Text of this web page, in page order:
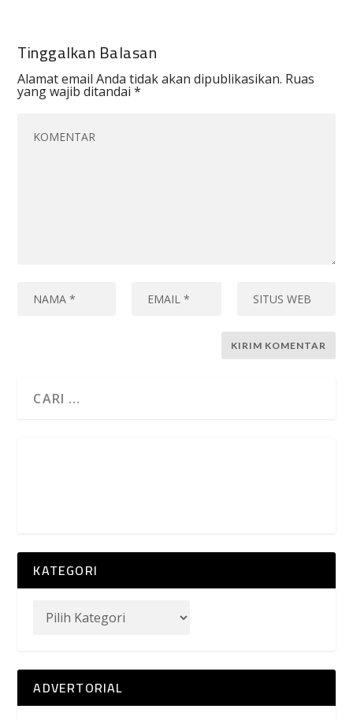
Tinggalkan Balasan
Alamat email Anda tidak akan dipublikasikan. Ruas
yang wajib ditandai*
KATEGORI
ADVERTORIAL